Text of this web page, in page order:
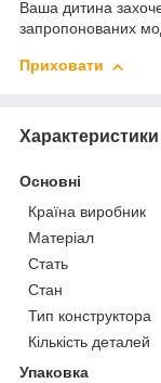
Ваша дитина
запропонованих
Приховати
Характеристики
Основні
Країна виробник
Матеріал
Стать
Стан
Тип конструктора
Кількість деталей
Упаковка